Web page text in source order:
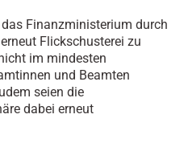
Finanzministerium durch
Flickschusterei zu
im mindesten
und Beamten
seien die
dabei erneut